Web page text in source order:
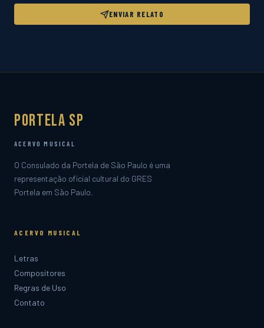
ENVIAR RELATO
Portela SP
ACERVO MUSICAL
O Consulado da Portela de São Paulo é uma
representação oficial cultural do GRES
Portela em São Paulo.
ACERVO MUSICAL
Letras
Compositores
Regras de Uso
Contato